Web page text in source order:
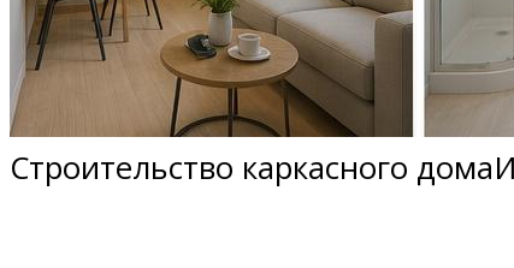
Строительство каркасного